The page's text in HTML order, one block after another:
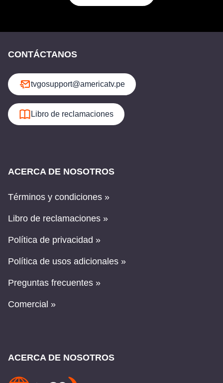
CONTÁCTANOS
tvgosupport@americatv.pe
Libro de reclamaciones
ACERCA DE NOSOTROS
Términos y condiciones »
Libro de reclamaciones »
Política de privacidad »
Política de usos adicionales »
Preguntas frecuentes »
Comercial »
ACERCA DE NOSOTROS